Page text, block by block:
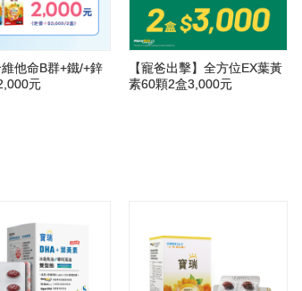
他命B群+鐵/+鋅
元
【寵爸出擊】全方位EX葉黃
素60顆2盒3,000元